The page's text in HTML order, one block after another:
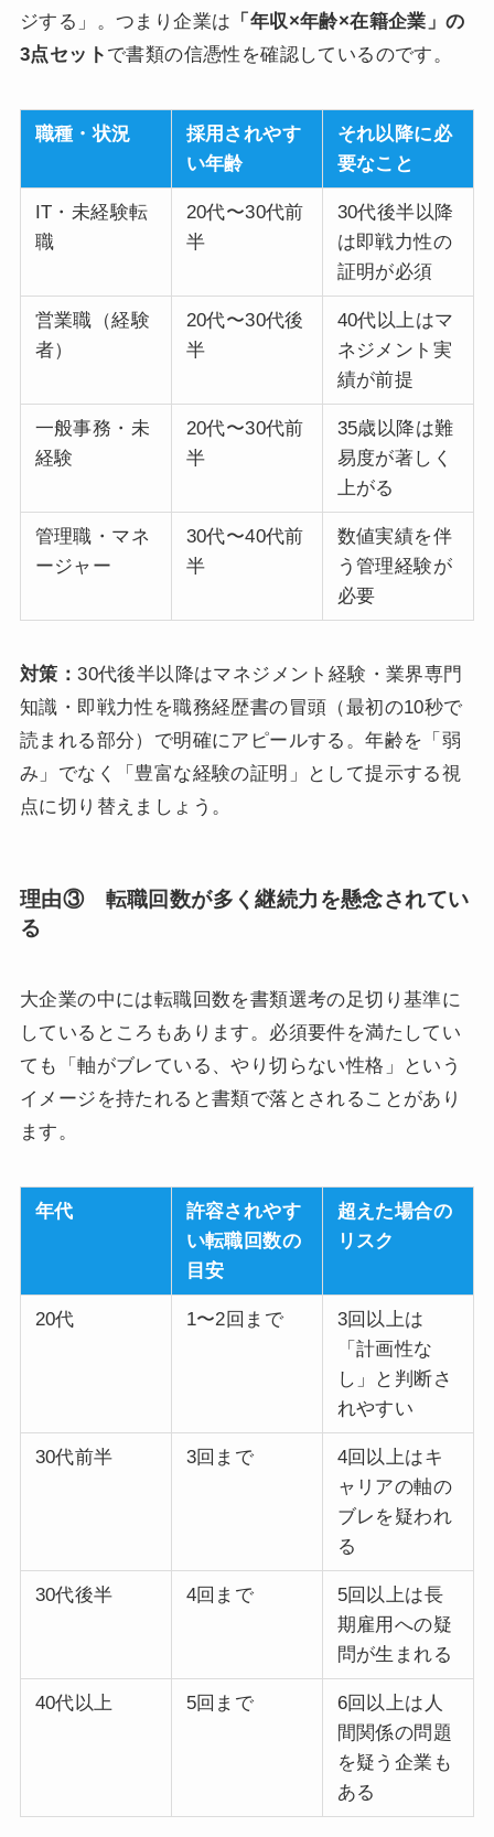
ジする」。つまり企業は 「年収×年齢×在籍企業」の
3点セット で書類の信憑性を確認しているのです。
職種・状況
採用されやす
い年齢
それ以降に必
要なこと
IT・未経験転
職
20代〜30代前
半
30代後半以降
は即戦力性の
証明が必須
営業職（経験
者）
20代〜30代後
半
40代以上はマ
ネジメント実
績が前提
一般事務・未
経験
20代〜30代前
半
35歳以降は難
易度が著しく
上がる
管理職・マネ
ージャー
30代〜40代前
半
数値実績を伴
う管理経験が
必要
対策：30代後半以降はマネジメント経験・業界専門
知識・即戦力性を職務経歴書の冒頭（最初の10秒で
読まれる部分）で明確にアピールする。年齢を「弱
み」でなく「豊富な経験の証明」として提示する視
点に切り替えましょう。
理由③ 転職回数が多く継続力を懸念されてい
る
大企業の中には転職回数を書類選考の足切り基準に
しているところもあります。必須要件を満たしてい
ても「軸がブレている、やり切らない性格」という
イメージを持たれると書類で落とされることがあり
ます。
年代
許容されやす
い転職回数の
目安
超えた場合の
リスク
20代 1〜2回まで
3回以上は
「計画性な
し」と判断さ
れやすい
30代前半 3回まで
4回以上はキ
ャリアの軸の
ブレを疑われ
る
30代後半 4回まで
5回以上は長
期雇用への疑
問が生まれる
40代以上 5回まで
6回以上は人
間関係の問題
を疑う企業も
ある